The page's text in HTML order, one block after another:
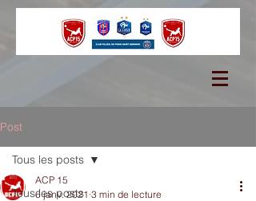
Post
Tous les posts
Tous les posts
ACP 15
6 janv. 2021 3 min de lecture